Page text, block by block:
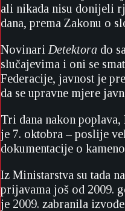
ali nikada nisu donijeli
dana, prema Zakonu o
Novinari Detektora do
slučajevima i oni se
Federacije, javnost je
da se upravne mjere
Tri dana nakon
je 7. oktobra – poslije
dokumentacije o
Iz Ministarstva su tada
prijavama još od 2009.
je 2009. zabranila